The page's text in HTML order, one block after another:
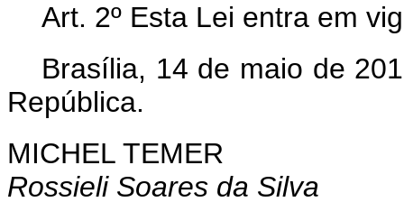
Art. 2º Esta Lei entra em
Brasília, 14 de maio de
República.
MICHEL TEMER
Rossieli Soares da Silva